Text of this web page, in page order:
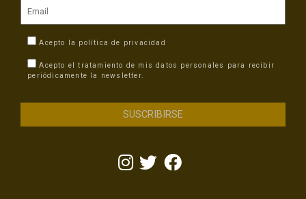
Acepto la política de privacidad
Acepto el tratamiento de mis datos personales para recibir
periódicamente la newsletter.